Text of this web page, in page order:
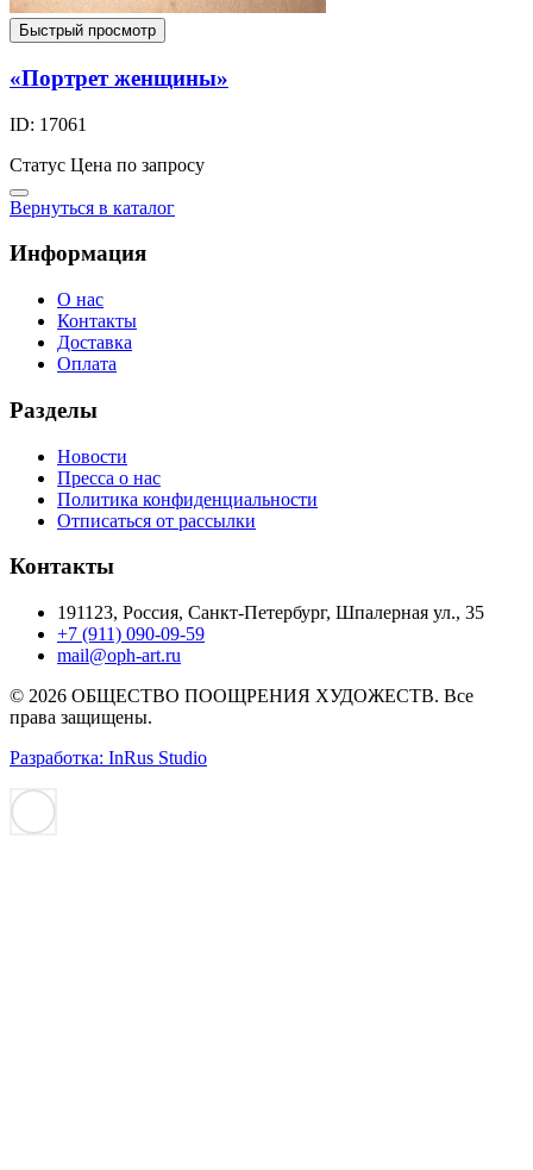
Быстрый просмотр
«Портрет женщины»
ID: 17061
Статус Цена по запросу
Вернуться в каталог
Информация
О нас
Контакты
Доставка
Оплата
Разделы
Новости
Пресса о нас
Политика конфиденциальности
Отписаться от рассылки
Контакты
191123, Россия, Санкт-Петербург, Шпалерная ул., 35
+7 (911) 090-09-59
mail@oph-art.ru
© 2026 ОБЩЕСТВО ПООЩРЕНИЯ ХУДОЖЕСТВ. Все
права защищены.
Разработка: InRus Studio